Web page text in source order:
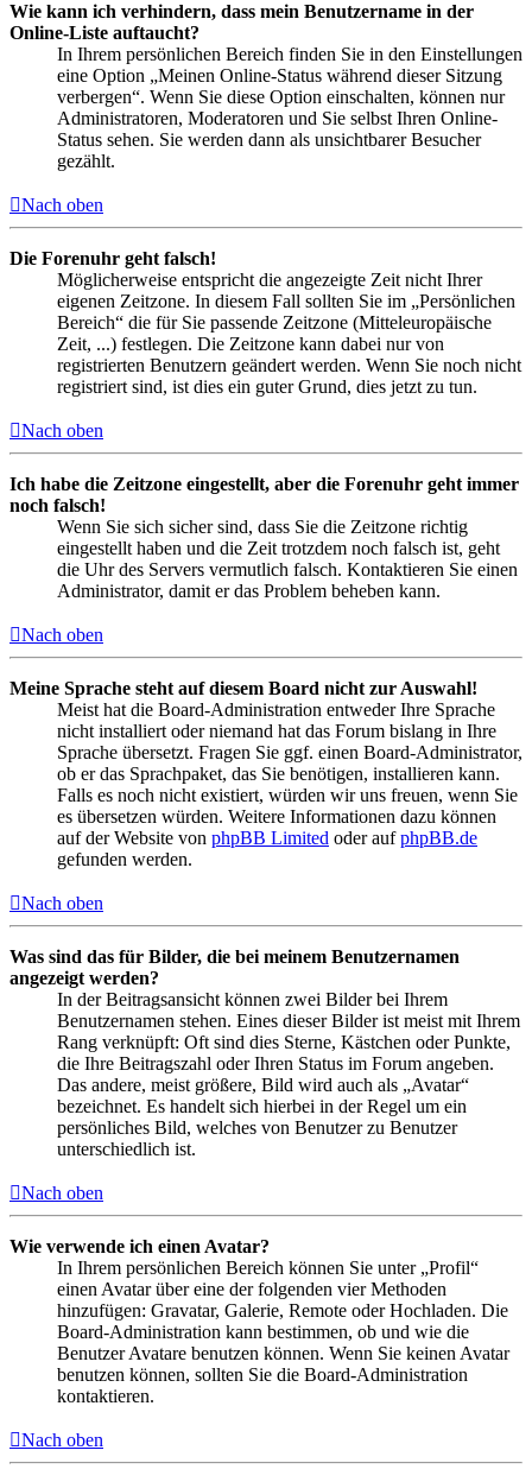
Wie kann ich verhindern, dass mein Benutzername in der
Online-Liste auftaucht?
In Ihrem persönlichen Bereich finden Sie in den Einstellungen
eine Option „Meinen Online-Status während dieser Sitzung
verbergen“. Wenn Sie diese Option einschalten, können nur
Administratoren, Moderatoren und Sie selbst Ihren Online-
Status sehen. Sie werden dann als unsichtbarer Besucher
gezählt.
Nach oben
Die Forenuhr geht falsch!
Möglicherweise entspricht die angezeigte Zeit nicht Ihrer
eigenen Zeitzone. In diesem Fall sollten Sie im „Persönlichen
Bereich“ die für Sie passende Zeitzone (Mitteleuropäische
Zeit, ...) festlegen. Die Zeitzone kann dabei nur von
registrierten Benutzern geändert werden. Wenn Sie noch nicht
registriert sind, ist dies ein guter Grund, dies jetzt zu tun.
Nach oben
Ich habe die Zeitzone eingestellt, aber die Forenuhr geht immer
noch falsch!
Wenn Sie sich sicher sind, dass Sie die Zeitzone richtig
eingestellt haben und die Zeit trotzdem noch falsch ist, geht
die Uhr des Servers vermutlich falsch. Kontaktieren Sie einen
Administrator, damit er das Problem beheben kann.
Nach oben
Meine Sprache steht auf diesem Board nicht zur Auswahl!
Meist hat die Board-Administration entweder Ihre Sprache
nicht installiert oder niemand hat das Forum bislang in Ihre
Sprache übersetzt. Fragen Sie ggf. einen Board-Administrator,
ob er das Sprachpaket, das Sie benötigen, installieren kann.
Falls es noch nicht existiert, würden wir uns freuen, wenn Sie
es übersetzen würden. Weitere Informationen dazu können
auf der Website von phpBB Limited oder aufphpBB.de
gefunden werden.
Nach oben
Was sind das für Bilder, die bei meinem Benutzernamen
angezeigt werden?
In der Beitragsansicht können zwei Bilder bei Ihrem
Benutzernamen stehen. Eines dieser Bilder ist meist mit Ihrem
Rang verknüpft: Oft sind dies Sterne, Kästchen oder Punkte,
die Ihre Beitragszahl oder Ihren Status im Forum angeben.
Das andere, meist größere, Bild wird auch als „Avatar“
bezeichnet. Es handelt sich hierbei in der Regel um ein
persönliches Bild, welches von Benutzer zu Benutzer
unterschiedlich ist.
Nach oben
Wie verwende ich einen Avatar?
In Ihrem persönlichen Bereich können Sie unter „Profil“
einen Avatar über eine der folgenden vier Methoden
hinzufügen: Gravatar, Galerie, Remote oder Hochladen. Die
Board-Administration kann bestimmen, ob und wie die
Benutzer Avatare benutzen können. Wenn Sie keinen Avatar
benutzen können, sollten Sie die Board-Administration
kontaktieren.
Nach oben